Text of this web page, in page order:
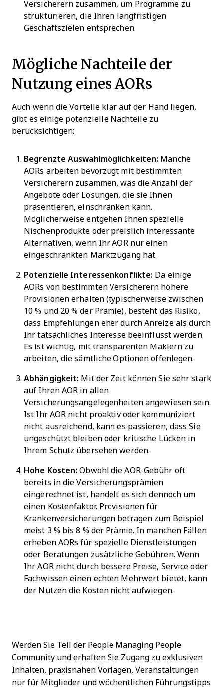
Versicherern zusammen, um Programme zu
strukturieren, die Ihren langfristigen
Geschäftszielen entsprechen.
Mögliche Nachteile der
Nutzung eines AORs
Auch wenn die Vorteile klar auf der Hand liegen,
gibt es einige potenzielle Nachteile zu
berücksichtigen:
Begrenzte Auswahlmöglichkeiten: Manche
AORs arbeiten bevorzugt mit bestimmten
Versicherern zusammen, was die Anzahl der
Angebote oder Lösungen, die sie Ihnen
präsentieren, einschränken kann.
Möglicherweise entgehen Ihnen spezielle
Nischenprodukte oder preislich interessante
Alternativen, wenn Ihr AOR nur einen
eingeschränkten Marktzugang hat.
Potenzielle Interessenkonflikte: Da einige
AORs von bestimmten Versicherern höhere
Provisionen erhalten (typischerweise zwischen
10 % und 20 % der Prämie), besteht das Risiko,
dass Empfehlungen eher durch Anreize als durch
Ihr tatsächliches Interesse beeinflusst werden.
Es ist wichtig, mit transparenten Maklern zu
arbeiten, die sämtliche Optionen offenlegen.
Abhängigkeit: Mit der Zeit können Sie sehr stark
auf Ihren AOR in allen
Versicherungsangelegenheiten angewiesen sein.
Ist Ihr AOR nicht proaktiv oder kommuniziert
nicht ausreichend, kann es passieren, dass Sie
ungeschützt bleiben oder kritische Lücken in
Ihrem Schutz übersehen werden.
Hohe Kosten:Obwohl die AOR-Gebühr oft
bereits in die Versicherungsprämien
eingerechnet ist, handelt es sich dennoch um
einen Kostenfaktor. Provisionen für
Krankenversicherungen betragen zum Beispiel
meist 3 % bis 8 % der Prämie. In manchen Fällen
erheben AORs für spezielle Dienstleistungen
oder Beratungen zusätzliche Gebühren. Wenn
Ihr AOR nicht durch bessere Preise, Service oder
Fachwissen einen echten Mehrwert bietet, kann
der Nutzen die Kosten nicht aufwiegen.
Werden Sie Teil der People Managing People
Community und erhalten Sie Zugang zu exklusiven
Inhalten, praxisnahen Vorlagen, Veranstaltungen
nur für Mitglieder und wöchentlichen Führungstipps